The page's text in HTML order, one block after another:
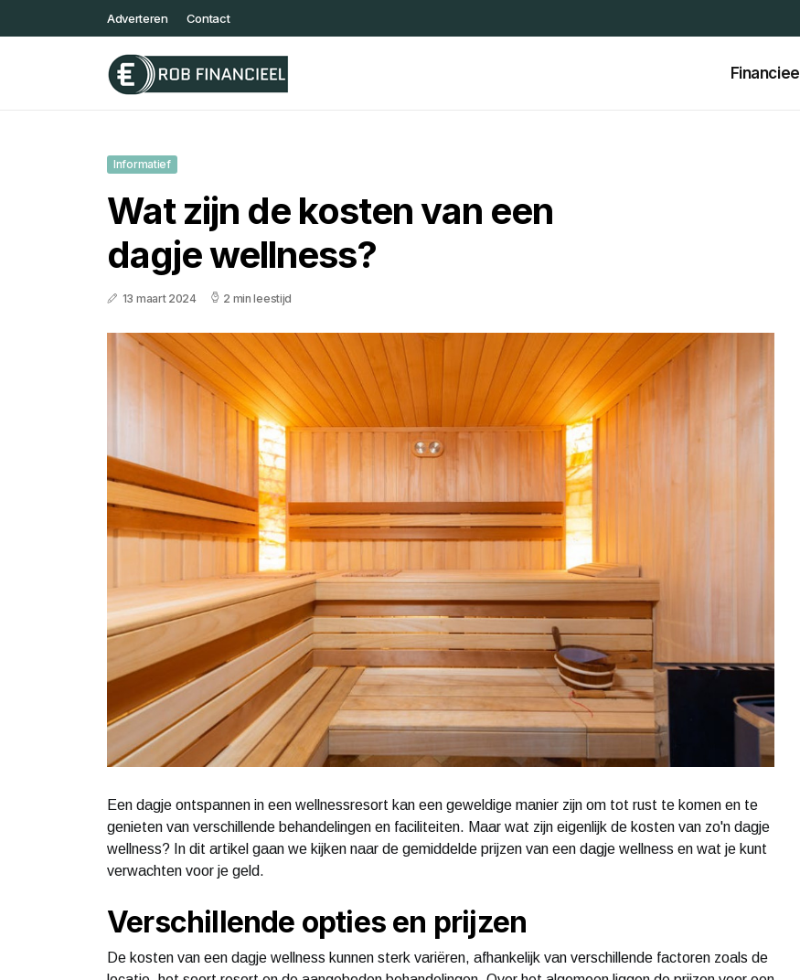
Adverteren Contact
Financieel
Informatief
Wat zijn de kosten van een
dagje wellness?
13 maart 2024 2 min leestijd
Een dagje ontspannen in een wellnessresort kan een geweldige manier zijn om tot rust te komen en te
genieten van verschillende behandelingen en faciliteiten. Maar wat zijn eigenlijk de kosten van zo'n dagje
wellness? In dit artikel gaan we kijken naar de gemiddelde prijzen van een dagje wellness en wat je kunt
verwachten voor je geld.
Verschillende opties en prijzen
De kosten van een dagje wellness kunnen sterk variëren, afhankelijk van verschillende factoren zoals de